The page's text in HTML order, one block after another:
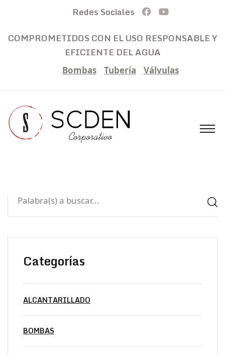
Redes Sociales
COMPROMETIDOS CON EL USO RESPONSABLE Y
EFICIENTE DEL AGUA
Bombas Tubería Válvulas
Categorías
ALCANTARILLADO
BOMBAS